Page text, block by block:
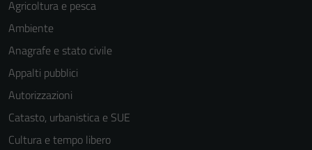
Agricoltura e pesca
Ambiente
Anagrafe e stato civile
Appalti pubblici
Autorizzazioni
Catasto, urbanistica e SUE
Cultura e tempo libero